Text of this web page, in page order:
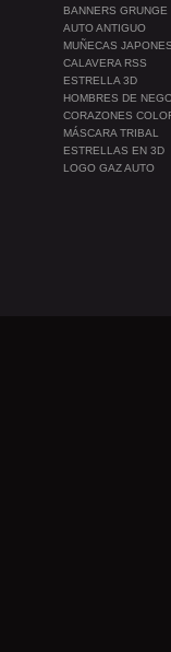
BANNERS GRUNGE
AUTO ANTIGUO
MUÑECAS
CALAVERA RSS
ESTRELLA 3D
HOMBRES DE
CORAZONES
MÁSCARA TRIBAL
ESTRELLAS EN 3D
LOGO GAZ AUTO